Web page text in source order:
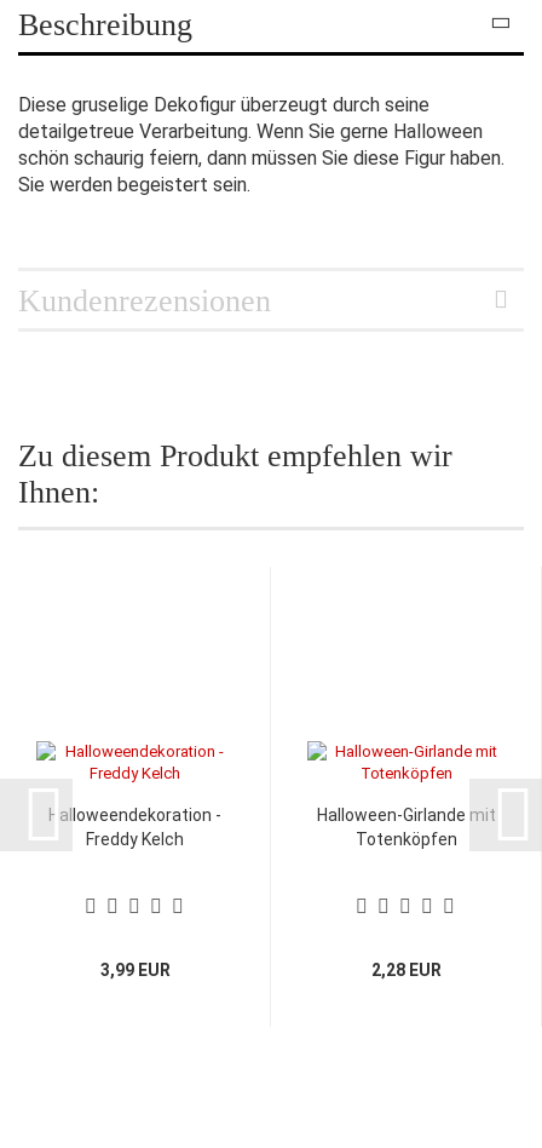
Beschreibung
Diese gruselige Dekofigur überzeugt durch seine
detailgetreue Verarbeitung. Wenn Sie gerne Halloween
schön schaurig feiern, dann müssen Sie diese Figur haben.
Sie werden begeistert sein.
Kundenrezensionen
Zu diesem Produkt empfehlen wir
Ihnen:
Halloweendekoration -
Freddy Kelch
3,99 EUR
Halloween-Girlande mit
Totenköpfen
2,28 EUR